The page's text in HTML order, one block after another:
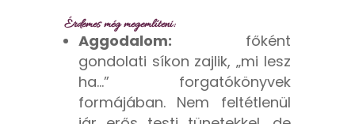
Érdemes még megemlíteni:
Aggodalom: főként
gondolati síkon zajlik, „mi lesz
ha…” forgatókönyvek
formájában. Nem feltétlenül